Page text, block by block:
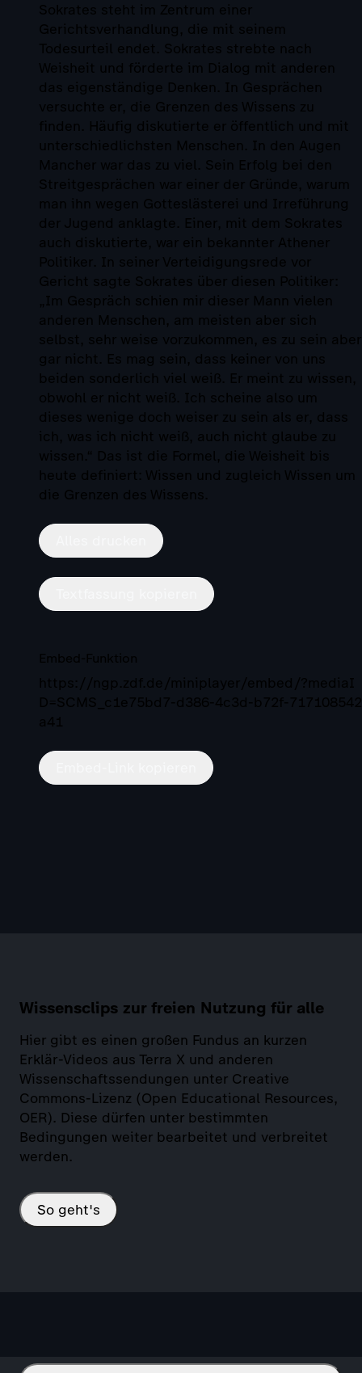
Sokrates steht im Zentrum einer
Gerichtsverhandlung, die mit seinem
Todesurteil endet. Sokrates strebte nach
Weisheit und förderte im Dialog mit anderen
das eigenständige Denken. In Gesprächen
versuchte er, die Grenzen des Wissens zu
finden. Häufig diskutierte er öffentlich und mit
unterschiedlichsten Menschen. In den Augen
Mancher war das zu viel. Sein Erfolg bei den
Streitgesprächen war einer der Gründe, warum
man ihn wegen Gotteslästerei und Irreführung
der Jugend anklagte. Einer, mit dem Sokrates
auch diskutierte, war ein bekannter Athener
Politiker. In seiner Verteidigungsrede vor
Gericht sagte Sokrates über diesen Politiker:
„Im Gespräch schien mir dieser Mann vielen
anderen Menschen, am meisten aber sich
selbst, sehr weise vorzukommen, es zu sein aber
gar nicht. Es mag sein, dass keiner von uns
beiden sonderlich viel weiß. Er meint zu wissen,
obwohl er nicht weiß. Ich scheine also um
dieses wenige doch weiser zu sein als er, dass
ich, was ich nicht weiß, auch nicht glaube zu
wissen.“ Das ist die Formel, die Weisheit bis
heute definiert: Wissen und zugleich Wissen um
die Grenzen des Wissens.
Embed-Funktion
https://ngp.zdf.de/miniplayer/embed/?mediaI
D=SCMS_c1e75bd7-d386-4c3d-b72f-717108542
a41
Wissensclips zur freien Nutzung für alle
Hier gibt es einen großen Fundus an kurzen
Erklär-Videos aus Terra X und anderen
Wissenschaftssendungen unter Creative
Commons-Lizenz (Open Educational Resources,
OER). Diese dürfen unter bestimmten
Bedingungen weiter bearbeitet und verbreitet
werden.
So geht's